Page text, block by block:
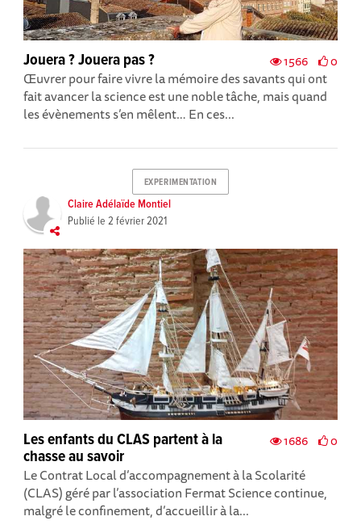
1566 0
Jouera ? Jouera pas ?
Œuvrer pour faire vivre la mémoire des savants qui ont
fait avancer la science est une noble tâche, mais quand
les évènements s’en mêlent… En ces...
EXPERIMENTATION
Claire Adélaïde Montiel
Publié le 2 février 2021
1686 0
Les enfants du CLAS partent à la
chasse au savoir
Le Contrat Local d’accompagnement à la Scolarité
(CLAS) géré par l’association Fermat Science continue,
malgré le confinement, d’accueillir à la...